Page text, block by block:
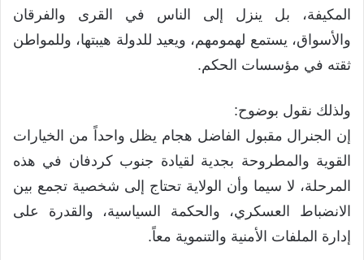
المكيفة، بل ينزل إلى الناس في القرى والفرقان
والأسواق، يستمع لهمومهم، ويعيد للدولة هيبتها، وللمواطن
ثقته في مؤسسات الحكم.
ولذلك نقول بوضوح:
إن الجنرال مقبول الفاضل هجام يظل واحداً من الخيارات
القوية والمطروحة بجدية لقيادة جنوب كردفان في هذه
المرحلة، لا سيما وأن الولاية تحتاج إلى شخصية تجمع بين
الانضباط العسكري، والحكمة السياسية، والقدرة على
إدارة الملفات الأمنية والتنموية معاً.